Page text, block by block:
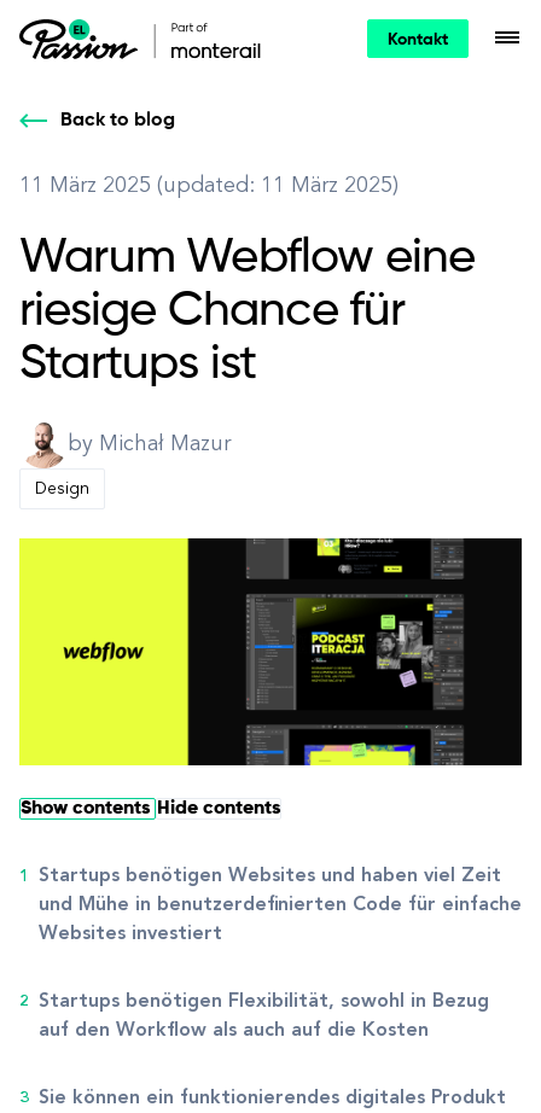
Kontakt
Back to blog
11 März 2025 (updated: 11 März 2025)
Warum Webflow eine
riesige Chance für
Startups ist
by Michał Mazur
Design
Show contents Hide contents
Startups benötigen Websites und haben viel Zeit
und Mühe in benutzerdefinierten Code für einfache
Websites investiert
Startups benötigen Flexibilität, sowohl in Bezug
auf den Workflow als auch auf die Kosten
Sie können ein funktionierendes digitales Produkt